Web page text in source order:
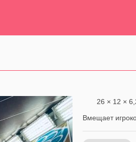
26 × 12 ×
Вмещает